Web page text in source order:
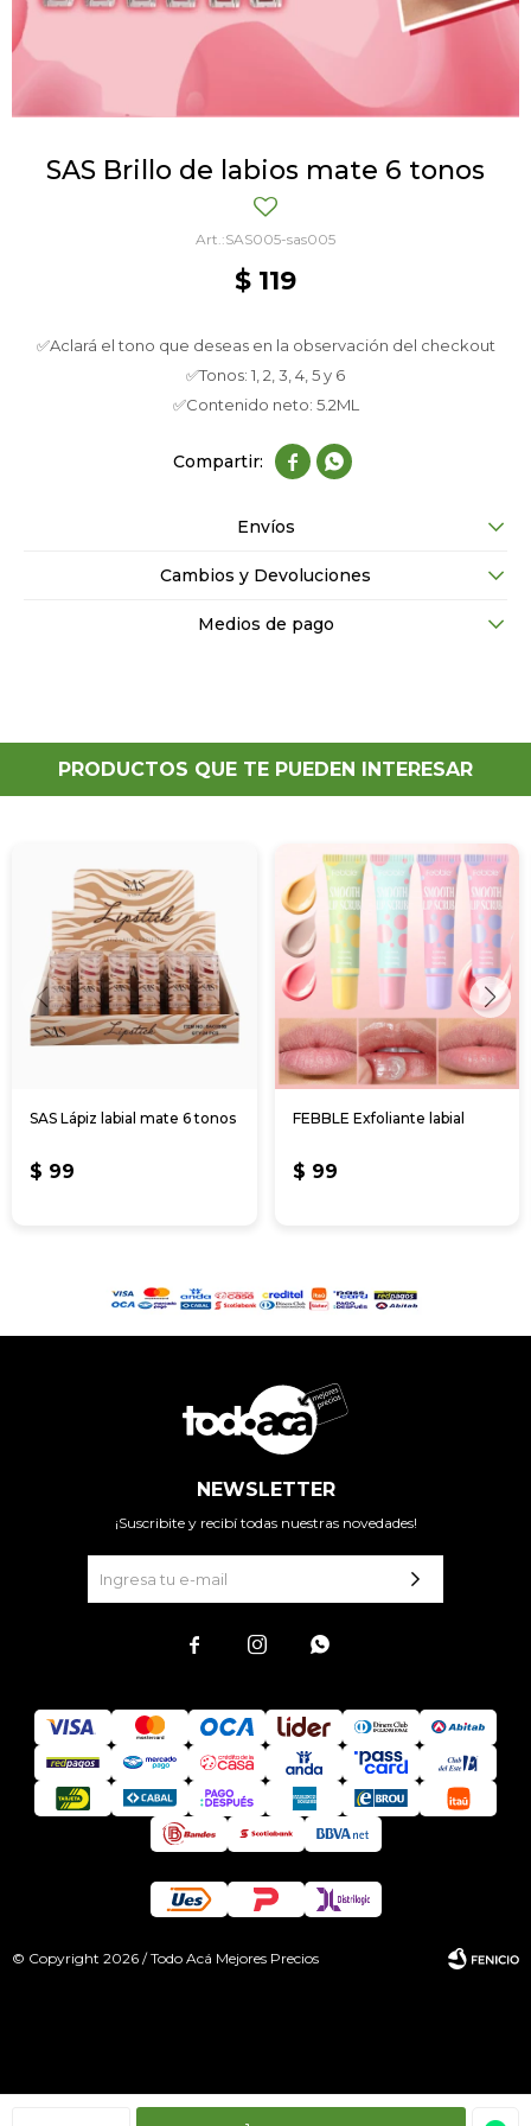
SAS Brillo de labios mate 6 tonos
SAS005-sas005
$ 119
✅Aclará el tono que deseas en la observación del checkout
✅Tonos: 1, 2, 3, 4, 5 y 6
✅Contenido neto: 5.2ML
 
Envíos
Cambios y Devoluciones
Medios de pago
PRODUCTOS QUE TE PUEDEN INTERESAR
SAS Lápiz labial mate 6 tonos
$ 99
FEBBLE Exfoliante labial
$ 99
NEWSLETTER
¡Suscribite y recibí todas nuestras novedades!
  
© Copyright 2026 / Todo Acá Mejores Precios
Fenicio